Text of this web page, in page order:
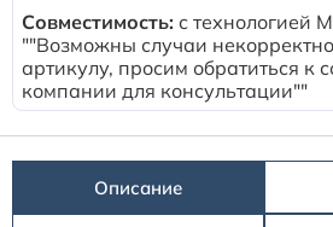
Совместимость: с технологией
""Возможны случаи
артикулу, просим обратиться к
компании для консультации""
Описание